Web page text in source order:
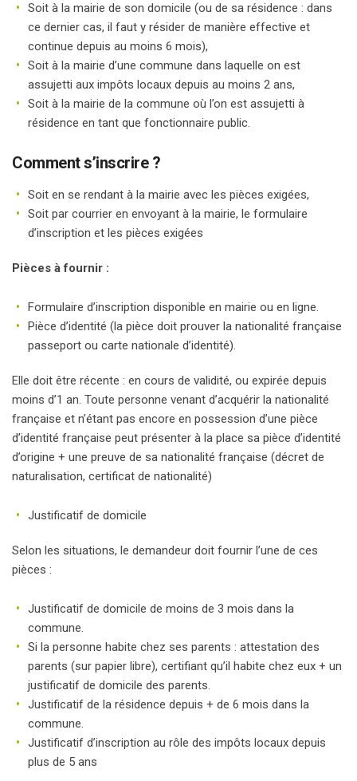
Soit à la mairie de son domicile (ou de sa résidence : dans
ce dernier cas, il faut y résider de manière effective et
continue depuis au moins 6 mois),
Soit à la mairie d’une commune dans laquelle on est
assujetti aux impôts locaux depuis au moins 2 ans,
Soit à la mairie de la commune où l’on est assujetti à
résidence en tant que fonctionnaire public.
Comment s’inscrire ?
Soit en se rendant à la mairie avec les pièces exigées,
Soit par courrier en envoyant à la mairie, le formulaire
d’inscription et les pièces exigées
Pièces à fournir :
Formulaire d’inscription disponible en mairie ou en ligne.
Pièce d’identité (la pièce doit prouver la nationalité française
passeport ou carte nationale d’identité).
Elle doit être récente : en cours de validité, ou expirée depuis
moins d’1 an. Toute personne venant d’acquérir la nationalité
française et n’étant pas encore en possession d’une pièce
d’identité française peut présenter à la place sa pièce d’identité
d’origine + une preuve de sa nationalité française (décret de
naturalisation, certificat de nationalité)
Justificatif de domicile
Selon les situations, le demandeur doit fournir l’une de ces
pièces :
Justificatif de domicile de moins de 3 mois dans la
commune.
Si la personne habite chez ses parents : attestation des
parents (sur papier libre), certifiant qu’il habite chez eux + un
justificatif de domicile des parents.
Justificatif de la résidence depuis + de 6 mois dans la
commune.
Justificatif d’inscription au rôle des impôts locaux depuis
plus de 5 ans